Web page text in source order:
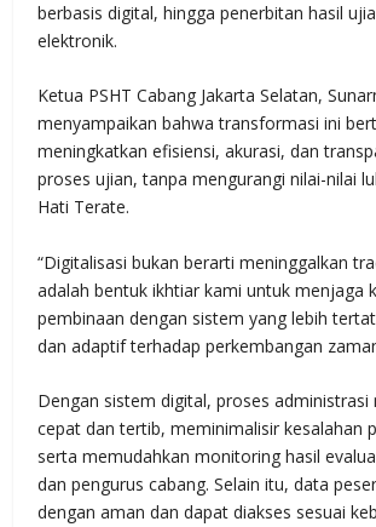
berbasis digital, hingga penerbitan hasil
elektronik.
Ketua PSHT Cabang Jakarta Selatan,
menyampaikan bahwa transformasi ini
meningkatkan efisiensi, akurasi, dan
proses ujian, tanpa mengurangi nilai-nilai
Hati Terate.
“Digitalisasi bukan berarti meninggalkan
adalah bentuk ikhtiar kami untuk menjaga
pembinaan dengan sistem yang lebih
dan adaptif terhadap perkembangan
Dengan sistem digital, proses administrasi
cepat dan tertib, meminimalisir kesalahan
serta memudahkan monitoring hasil
dan pengurus cabang. Selain itu, data
dengan aman dan dapat diakses sesuai